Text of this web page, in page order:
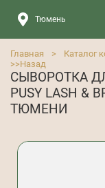
Тюмень
Главная > Каталог
>>Назад
СЫВОРОТКА
PUSY LASH &
ТЮМЕНИ